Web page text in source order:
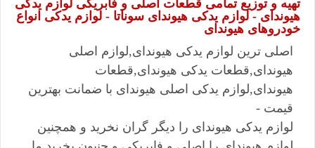
تهیه و توزیع تمامی قطعات اصلی و فابریکی لوازم یدکی
هیوندای - لوازم یدکی هیوندای سوناتا - لوازم یدکی انواع
خودروهای هیوندای
اصلی ترین لوازم یدکی هیوندای,لوازم اصلی
هیوندای,قطعات یدکی هیوندای,قطعات
هیوندای,لوازم یدکی اصلی هیوندای با ضمانت بهترین
قیمت -
لوازم یدکی هیوندای را دیگر گران نخرید و همچنین